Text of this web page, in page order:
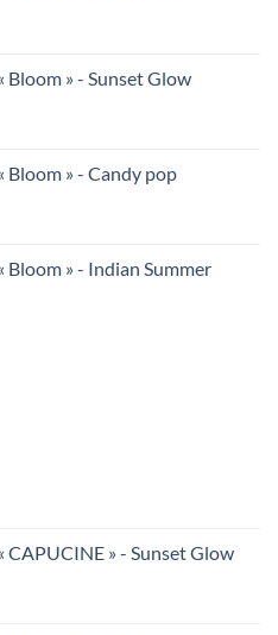
Bloom » - Sunset Glow
Bloom » - Candy pop
Bloom » - Indian Summer
CAPUCINE » - Sunset Glow